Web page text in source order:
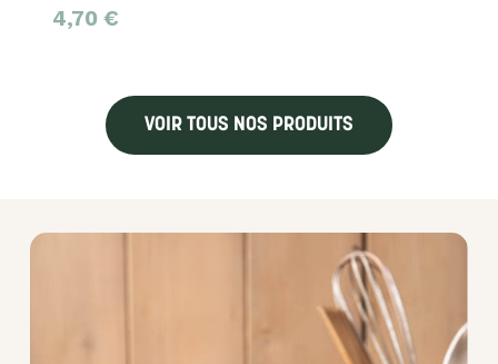
4,70 €
VOIR TOUS NOS PRODUITS